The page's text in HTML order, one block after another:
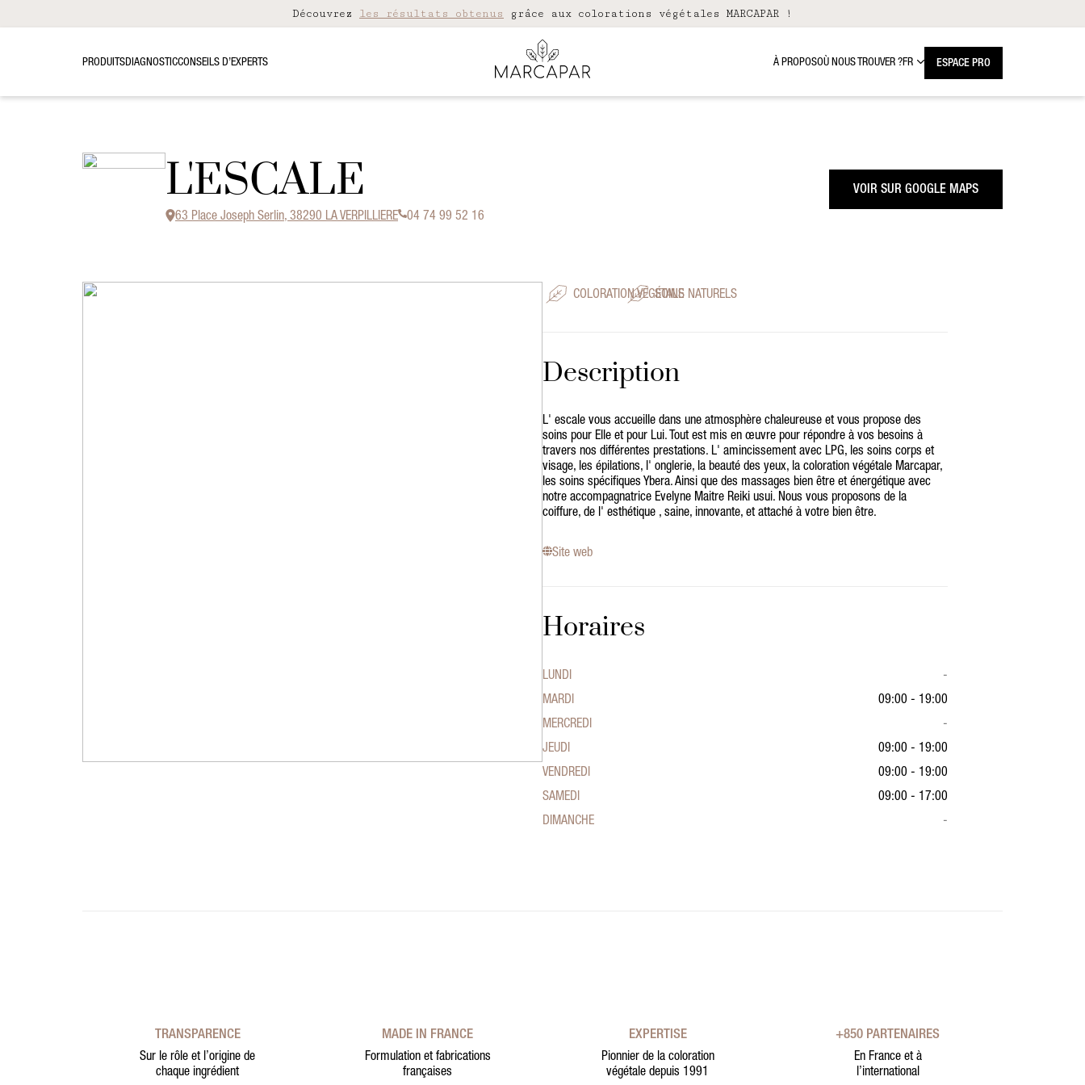
Découvrez les résultats obtenus grâce aux colorations végétales MARCAPAR !
PRODUITSDIAGNOSTICCONSEILS D’EXPERTS À PROPOSOÙ NOUS TROUVER ?FR ESPACE PRO
L'ESCALE
63 Place Joseph Serlin, 38290 LA VERPILLIERE 04 74 99 52 16
VOIR SUR GOOGLE MAPS
COLORATION VÉGÉTALESOINS NATURELS
Description
L' escale vous accueille dans une atmosphère chaleureuse et vous propose des
soins pour Elle et pour Lui. Tout est mis en œuvre pour répondre à vos besoins à
travers nos différentes prestations. L' amincissement avec LPG, les soins corps et
visage, les épilations, l' onglerie, la beauté des yeux, la coloration végétale Marcapar,
les soins spécifiques Ybera. Ainsi que des massages bien être et énergétique avec
notre accompagnatrice Evelyne Maitre Reiki usui. Nous vous proposons de la
coiffure, de l' esthétique , saine, innovante, et attaché à votre bien être.
Site web
Horaires
LUNDI
-
MARDI
09:00 - 19:00
MERCREDI
-
JEUDI
09:00 - 19:00
VENDREDI
09:00 - 19:00
SAMEDI
09:00 - 17:00
DIMANCHE
-
TRANSPARENCE
Sur le rôle et l’origine de
chaque ingrédient
MADE IN FRANCE
Formulation et fabrications
françaises
EXPERTISE
Pionnier de la coloration
végétale depuis 1991
+850 PARTENAIRES
En France et à
l’international